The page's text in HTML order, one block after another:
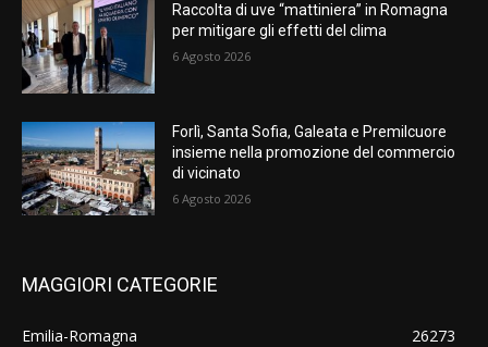
Raccolta di uve “mattiniera” in Romagna
per mitigare gli effetti del clima
6 Agosto 2026
Forlì, Santa Sofia, Galeata e Premilcuore
insieme nella promozione del commercio
di vicinato
6 Agosto 2026
MAGGIORI CATEGORIE
Emilia-Romagna
26273